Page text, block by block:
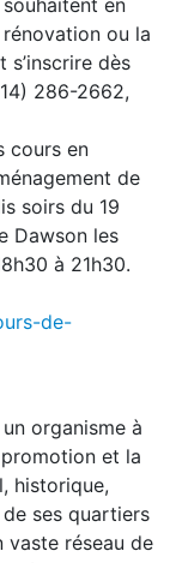
en
ou la
s’inscrire dès
286-2662,
cours en
de
soirs du 19
Dawson les
à 21h30.
de-
organisme à
et la
historique,
ses quartiers
vaste réseau de